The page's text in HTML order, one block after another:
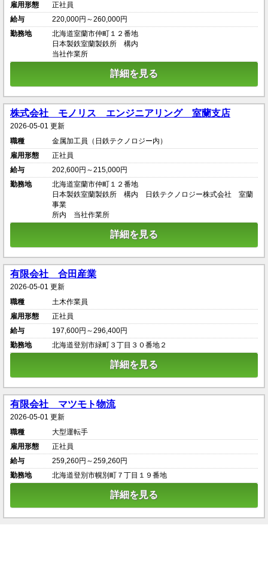
雇用形態
正社員
給与
220,000円～260,000円
勤務地
北海道室蘭市仲町１２番地
日本製鉄室蘭製鉄所 構内
当社作業所
詳細を見る
株式会社 モノリス エンジニアリング 室蘭支店
2026-05-01 更新
職種
金属加工員（日鉄テクノロジー内）
雇用形態
正社員
給与
202,600円～215,000円
勤務地
北海道室蘭市仲町１２番地
日本製鉄室蘭製鉄所 構内 日鉄テクノロジー株式会社 室蘭
事業
所内 当社作業所
詳細を見る
有限会社 合田産業
2026-05-01 更新
職種
土木作業員
雇用形態
正社員
給与
197,600円～296,400円
勤務地
北海道登別市緑町３丁目３０番地２
詳細を見る
有限会社 マツモト物流
2026-05-01 更新
職種
大型運転手
雇用形態
正社員
給与
259,260円～259,260円
勤務地
北海道登別市幌別町７丁目１９番地
詳細を見る